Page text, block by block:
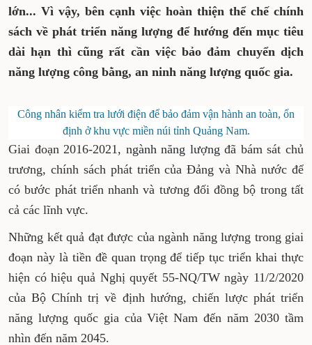
lượng ngày càng lớn... Vì vậy, bên cạnh việc
hoàn thiện thể chế chính sách về phát triển
năng lượng để hướng đến mục tiêu dài hạn thì
cũng rất cần việc bảo đảm chuyển dịch năng
gia.
Công nhân kiểm tra lưới điện để bảo đảm vận hành an
toàn, ổn định ở khu vực miền núi tỉnh Quảng Nam.
Giai đoạn 2016-2021, ngành năng lượngđã bám
sát chủ trương, chính sách phát triển của Đảng
và Nhà nước để có bước phát triển nhanh và
tương đối đồng bộ trong tất cả các lĩnh vực.
Những kết quả đạt được của ngành năng lượng
trong giai đoạn này là tiền đề quan trọng để tiếp
tục triển khai thực hiện có hiệu quả Nghị quyết
55-NQ/TW ngày 11/2/2020 của Bộ Chính trị về